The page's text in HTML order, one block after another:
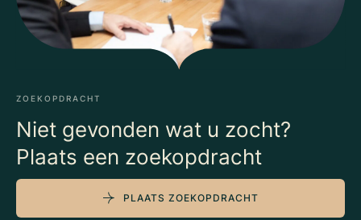
ZOEKOPDRACHT
Niet gevonden wat u zocht?
Plaats een zoekopdracht
PLAATS ZOEKOPDRACHT